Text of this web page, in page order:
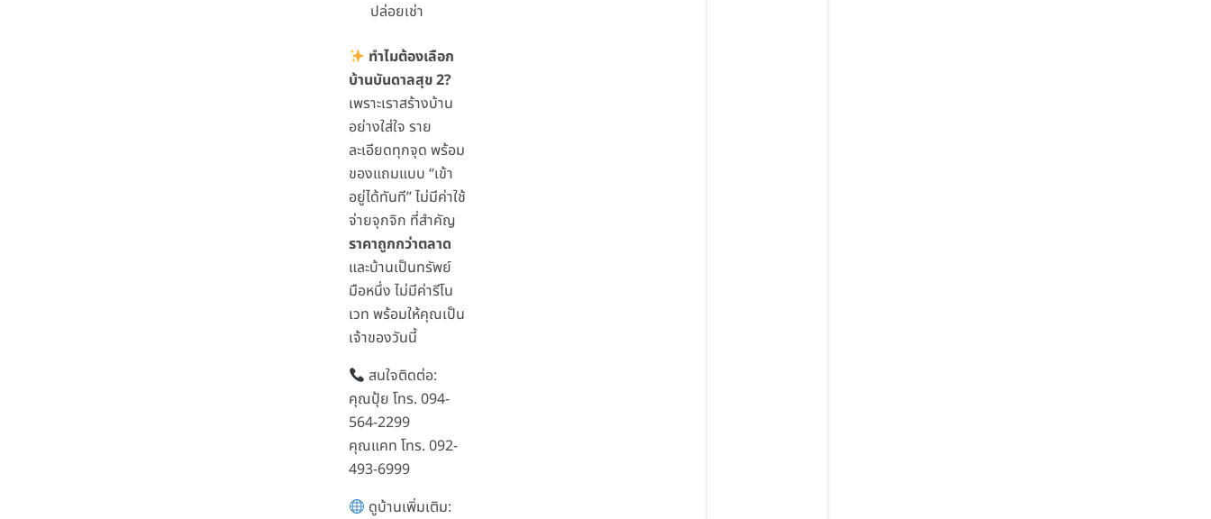
ปล่อยเช่า
ทำไมต้องเลือก
บ้านบันดาลสุข 2?
เพราะเราสร้างบ้าน
อย่างใส่ใจ ราย
ละเอียดทุกจุด พร้อม
ของแถมแบบ “เข้า
อยู่ได้ทันที” ไม่มีค่าใช้
จ่ายจุกจิก ที่สำคัญ
ราคาถูกกว่าตลาด
และบ้านเป็นทรัพย์
มือหนึ่ง ไม่มีค่ารีโน
เวท พร้อมให้คุณเป็น
เจ้าของวันนี้
สนใจติดต่อ:
คุณปุ้ย โทร. 094-
564-2299
คุณแคท โทร. 092-
493-6999
ดูบ้านเพิ่มเติม: